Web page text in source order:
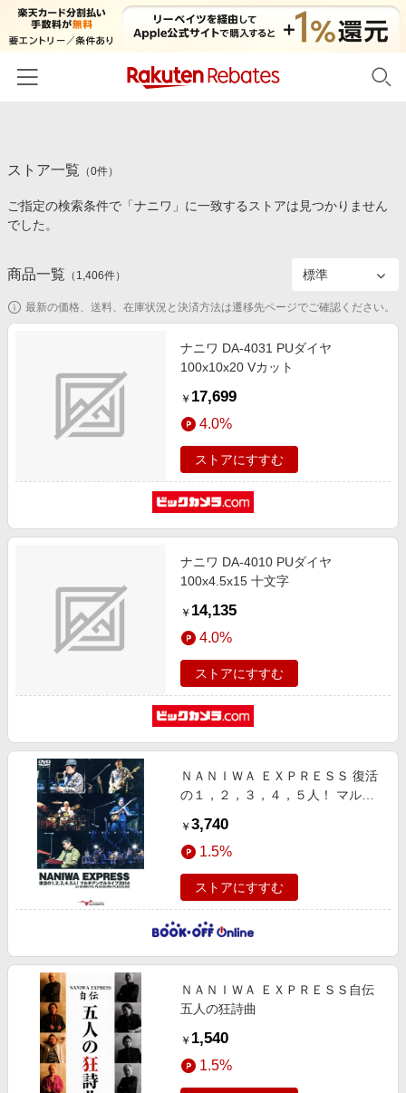
カテゴリー一覧
百貨店・総合ECモール
食品・スイーツ・お酒
コスメ・健康・医薬品
家電・PC・スマホ・カメラ
スポーツ・アウトドア・ゴルフ
旅行・レジャー・ホテル予約
金融・マネー・保険
デジタルコンテンツ
ビジネス・その他サービス
イベント一覧
初回購入者限定特典
対象ストア新規限定特典
楽天ペイ導入ストア
楽天サービス特集
わくわく夏特集
とことん買い物チャレンジ
Samsung ボーナスキャンペーン
週末の高還元 夏の長期版
ストア一覧 （0件）
ご指定の検索条件で「ナニワ」に一致するストアは見つかりません
でした。
商品一覧 （ 1,406件）
最新の価格、送料、在庫状況と決済方法は遷移先ページでご確認ください。
ナニワ DA-4031 PUダイヤ
100x10x20 Vカット
￥ 17,699
4.0%
ストアにすすむ
ナニワ DA-4010 PUダイヤ
100x4.5x15 十文字
￥ 14,135
4.0%
ストアにすすむ
ＮＡＮＩＷＡ ＥＸＰＲＥＳＳ 復活
の１，２，３，４，５人！ マルチ
ＩＢＵＹＡ ＰＬＥＡＳＵＲＥ ＰＬ
ＥＡＳＵＲＥ
￥ 3,740
1.5%
ストアにすすむ
ＮＡＮＩＷＡ ＥＸＰＲＥＳＳ自伝
五人の狂詩曲
￥ 1,540
1.5%